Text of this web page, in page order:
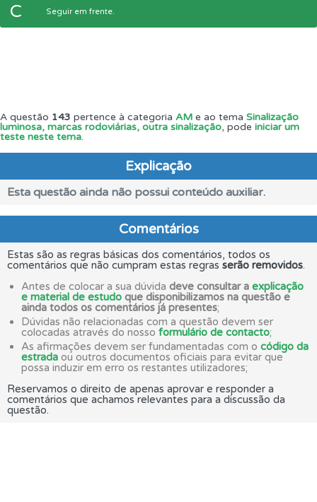
C Seguir em frente.
A questão 143 pertence à categoria AM e ao tema Sinalização
luminosa, marcas rodoviárias, outra sinalização, pode iniciar um
teste neste tema.
Explicação
Esta questão ainda não possui conteúdo auxiliar.
Comentários
Estas são as regras básicas dos comentários, todos os
comentários que não cumpram estas regras serão removidos.
Antes de colocar a sua dúvida deve consultar a explicação
e material de estudo que disponibilizamos na questão e
ainda todos os comentários já presentes;
Dúvidas não relacionadas com a questão devem ser
colocadas através do nosso formulário de contacto;
As afirmações devem ser fundamentadas com o código da
estrada ou outros documentos oficiais para evitar que
possa induzir em erro os restantes utilizadores;
Reservamos o direito de apenas aprovar e responder a
comentários que achamos relevantes para a discussão da
questão.